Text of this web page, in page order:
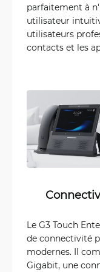
parfaitement à
utilisateur
utilisateurs
contacts et les
Le G3 Touch
de connectivité
modernes. Il
Gigabit, une